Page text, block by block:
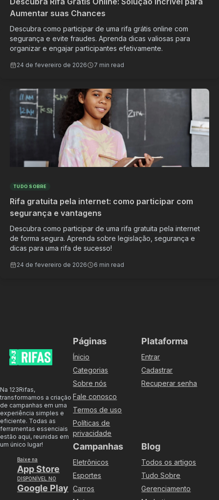
Aumentar suas Chances
Descubra como participar de uma rifa grátis online com
segurança e evite fraudes. Aprenda dicas valiosas para
organizar e engajar participantes efetivamente.
24 de fevereiro de 2026 7 min read
TUDO SOBRE
Rifa gratuita pela internet: como participar com
segurança e vantagens
Descubra como participar de uma rifa gratuita pela internet
de forma segura. Aprenda sobre legislação, segurança e
dicas para uma rifa de sucesso!
24 de fevereiro de 2026 6 min read
Na 123Rifas,
transformamos a criação
de campanhas em uma
experiência simples e
eficiente. Todas as
ferramentas essenciais
estão aqui, reunidas em
um único lugar!
Baixe na
App Store
DISPONÍVEL NO
Google Play
Páginas
Ínicio
Categorias
Sobre nós
Fale conosco
Termos de uso
Políticas de
privacidade
Plataforma
Entrar
Cadastrar
Recuperar senha
Campanhas
Eletrônicos
Esportes
Carros
Blog
Todos os artigos
Tudo Sobre
Gerenciamento